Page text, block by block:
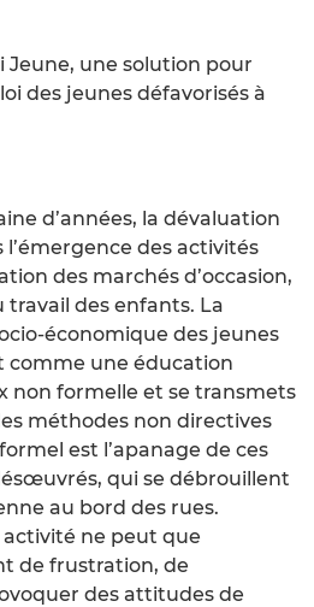
Jeune, une solution pour
des jeunes défavorisés à
d’années, la dévaluation
l’émergence des activités
des marchés d’occasion,
des enfants. La
économique des jeunes
comme une éducation
non formelle et se transmets
méthodes non directives
est l’apanage de ces
qui se débrouillent
au bord des rues.
ne peut que
de frustration, de
des attitudes de